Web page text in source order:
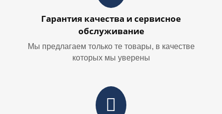
Гарантия качества и сервисное
обслуживание
Мы предлагаем только те товары, в качестве
которых мы уверены